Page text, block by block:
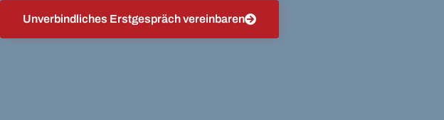
Unverbindliches Erstgespräch vereinbaren